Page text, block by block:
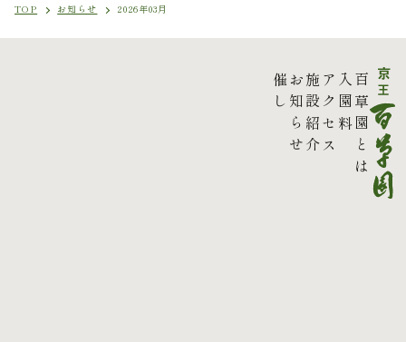
TOP お知らせ 2026年03月
百草園とは
入園料
アクセス
施設紹介
お知らせ
催し